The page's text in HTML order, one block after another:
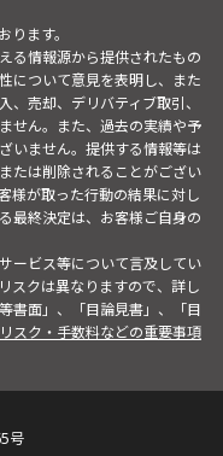
ます。
る情報源から提供されたもの
について意見を表明し、また
売却、デリバティブ取引、
せん。また、過去の実績や予
いません。提供する情報等は
たは削除されることがござい
様が取った行動の結果に対し
最終決定は、お客様ご自身の
ービス等について言及してい
スクは異なりますので、詳し
書面」、「目論見書」、「目
リスク・手数料などの重要事項
号